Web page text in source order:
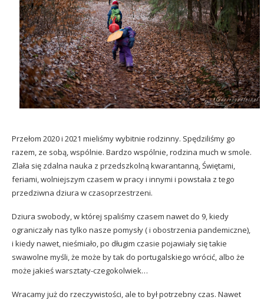
Przełom 2020 i 2021 mieliśmy wybitnie rodzinny. Spędziliśmy go
razem, ze sobą, wspólnie. Bardzo wspólnie, rodzina much w smole.
Zlała się zdalna nauka z przedszkolną kwarantanną, Świętami,
feriami, wolniejszym czasem w pracy i innymi i powstała z tego
przedziwna dziura w czasoprzestrzeni.
Dziura swobody, w której spaliśmy czasem nawet do 9, kiedy
ograniczały nas tylko nasze pomysły ( i obostrzenia pandemiczne),
i kiedy nawet, nieśmiało, po długim czasie pojawiały się takie
swawolne myśli, że może by tak do portugalskiego wrócić, albo że
może jakieś warsztaty-czegokolwiek…
Wracamy już do rzeczywistości, ale to był potrzebny czas. Nawet